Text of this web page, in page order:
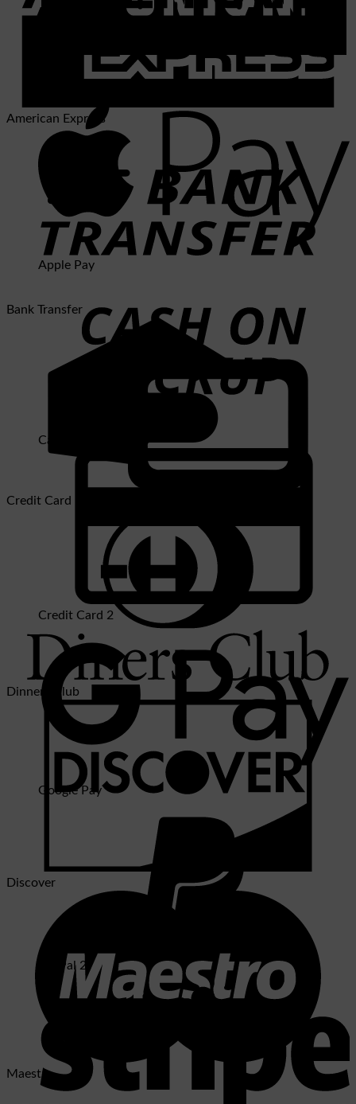
Apple Pay
Cash on Pickup
Credit Card 2
Google Pay
PayPal 2
American Express
Bank Transfer
Credit Card
Dinners Club
Discover
Maestro